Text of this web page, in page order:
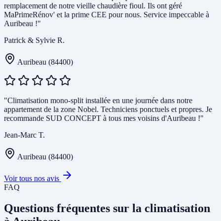
remplacement de notre vieille chaudière fioul. Ils ont géré
MaPrimeRénov' et la prime CEE pour nous. Service impeccable à
Auribeau !"
Patrick & Sylvie R.
Auribeau (84400)
"Climatisation mono-split installée en une journée dans notre
appartement de la zone Nobel. Techniciens ponctuels et propres. Je
recommande SUD CONCEPT à tous mes voisins d'Auribeau !"
Jean-Marc T.
Auribeau (84400)
Voir tous nos avis
FAQ
Questions fréquentes sur la climatisation